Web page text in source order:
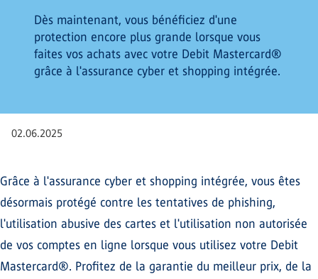
Dès maintenant, vous bénéficiez d'une
protection encore plus grande lorsque vous
faites vos achats avec votre Debit Mastercard®
grâce à l'assurance cyber et shopping intégrée.
02.06.2025
Grâce à l'assurance cyber et shopping intégrée, vous êtes
désormais protégé contre les tentatives de phishing,
l'utilisation abusive des cartes et l'utilisation non autorisée
de vos comptes en ligne lorsque vous utilisez votre Debit
Mastercard®. Profitez de la garantie du meilleur prix, de la